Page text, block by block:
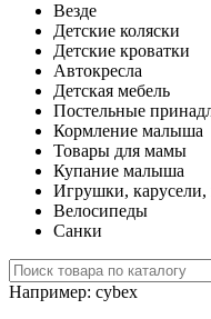
Везде
Детские коляски
Детские кроватки
Автокресла
Детская мебель
Постельные
Кормление малыша
Товары для мамы
Купание малыша
Игрушки,
Велосипеды
Санки
Например: cybex